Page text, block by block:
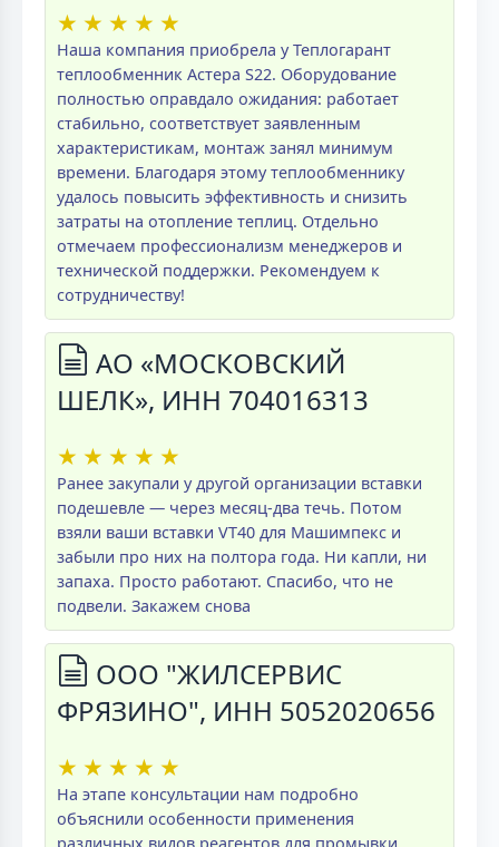
★ ★ ★ ★ ★
Наша компания приобрела у Теплогарант
теплообменник Астера S22. Оборудование
полностью оправдало ожидания: работает
стабильно, соответствует заявленным
характеристикам, монтаж занял минимум
времени. Благодаря этому теплообменнику
удалось повысить эффективность и снизить
затраты на отопление теплиц. Отдельно
отмечаем профессионализм менеджеров и
технической поддержки. Рекомендуем к
сотрудничеству!
АО «МОСКОВСКИЙ
ШЕЛК», ИНН 704016313
★ ★ ★ ★ ★
Ранее закупали у другой организации вставки
подешевле — через месяц-два течь. Потом
взяли ваши вставки VT40 для Машимпекс и
забыли про них на полтора года. Ни капли, ни
запаха. Просто работают. Спасибо, что не
подвели. Закажем снова
ООО "ЖИЛСЕРВИС
ФРЯЗИНО", ИНН 5052020656
★ ★ ★ ★ ★
На этапе консультации нам подробно
объяснили особенности применения
различных видов реагентов для промывки